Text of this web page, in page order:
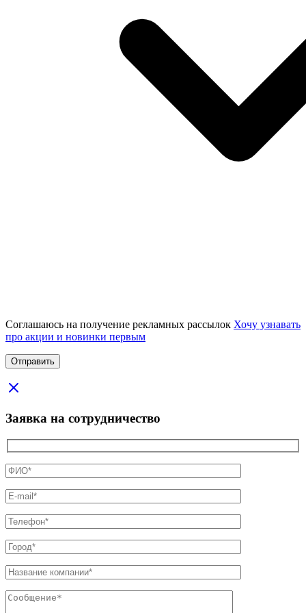
Соглашаюсь на получение рекламных рассылок Хочу узнавать
про акции и новинки первым
Заявка на сотрудничество